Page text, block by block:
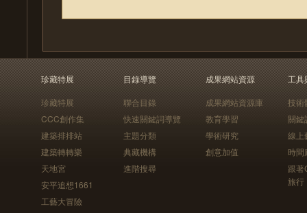
珍藏特展
珍藏特展
CCC創作集
建築排排站
建築轉轉樂
天地宮
安平追想1661
工藝大冒險
目錄導覽
聯合目錄
快速關鍵詞導覽
主題分類
典藏機構
進階搜尋
成果網站資源
成果網站資源庫
教育學習
學術研究
創意加值
工具
技術
關鍵
線上
時間
跟
旅行